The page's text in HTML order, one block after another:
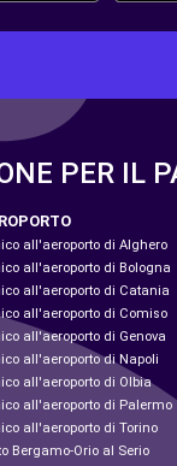
PER IL
all'aeroporto di Alghero
all'aeroporto di Bologna
all'aeroporto di Catania
all'aeroporto di Comiso
all'aeroporto di Genova
all'aeroporto di Napoli
all'aeroporto di Olbia
all'aeroporto di Palermo
all'aeroporto di Torino
Bergamo-Orio al Serio